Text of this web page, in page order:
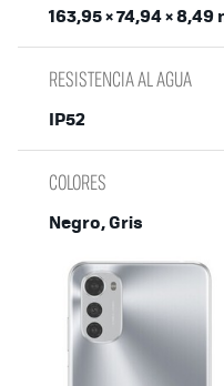
163,95 × 74,94 × 8,49
RESISTENCIA AL AGUA
IP52
COLORES
Negro, Gris